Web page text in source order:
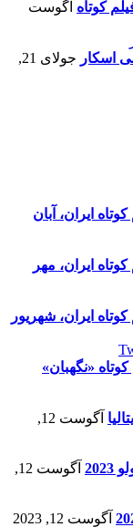
کوتاه آگوست
اسکار
جولای 21,
ایران، آبان
ایران، مهر
ایران، شهریور
«نگهبان»
آگوست 12,
آگوست 12,
آگوست 12, 2023